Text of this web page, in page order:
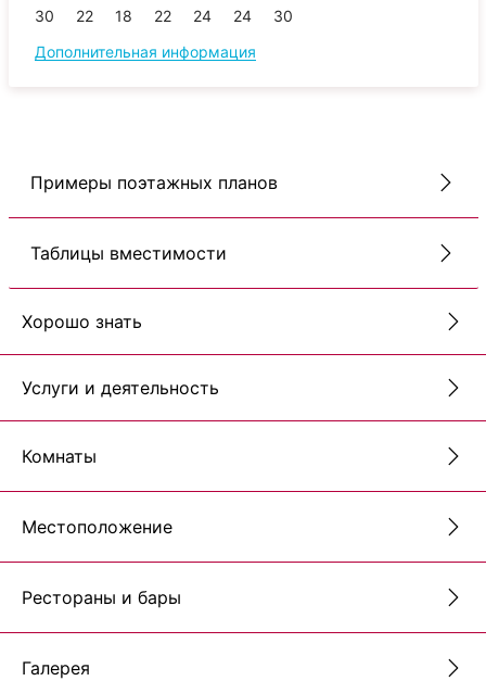
30 22 18 22 24 24
30
Дополнительная информация
Примеры поэтажных планов
Таблицы вместимости
Хорошо знать
Услуги и деятельность
Комнаты
Местоположение
Рестораны и бары
Галерея